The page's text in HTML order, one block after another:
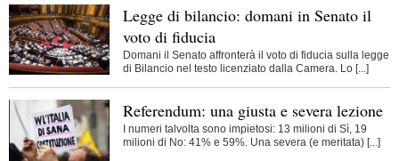
Legge di bilancio: domani in Senato il
voto di fiducia
Domani il Senato affronterà il voto di fiducia sulla legge
di Bilancio nel testo licenziato dalla Camera. Lo [...]
Referendum: una giusta e severa lezione
I numeri talvolta sono impietosi: 13 milioni di Sì, 19
milioni di No: 41% e 59%. Una severa (e meritata) [...]